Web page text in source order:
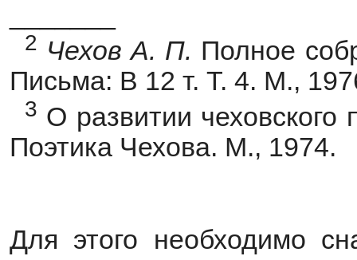
2 Чехов А. П. Полное
Письма: В 12 т. Т. 4. М.,
3 О развитии
Поэтика Чехова. М., 1974.
Для этого необходимо